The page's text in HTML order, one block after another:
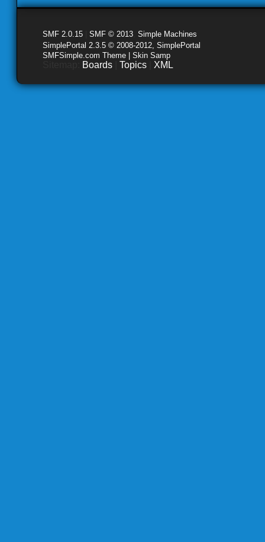
SMF 2.0.15 SMF © 2013 Simple Machines
SimplePortal 2.3.5 © 2008-2012, SimplePortal
SMFSimple.com Theme | Skin Samp
Boards Topics XML